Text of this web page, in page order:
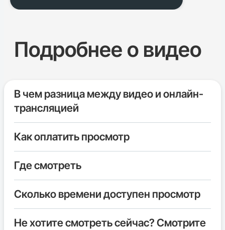
Подробнее о видео
В чем разница между видео и онлайн-
трансляцией
Как оплатить просмотр
Где смотреть
Сколько времени доступен просмотр
Не хотите смотреть сейчас? Смотрите